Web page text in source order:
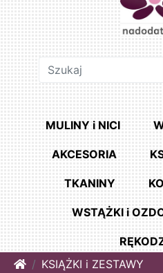
MULINY i NICI
AKCESORIA
TKANINY
WSTĄŻKI i
HomeKSIĄŻKI i ZESTAWY